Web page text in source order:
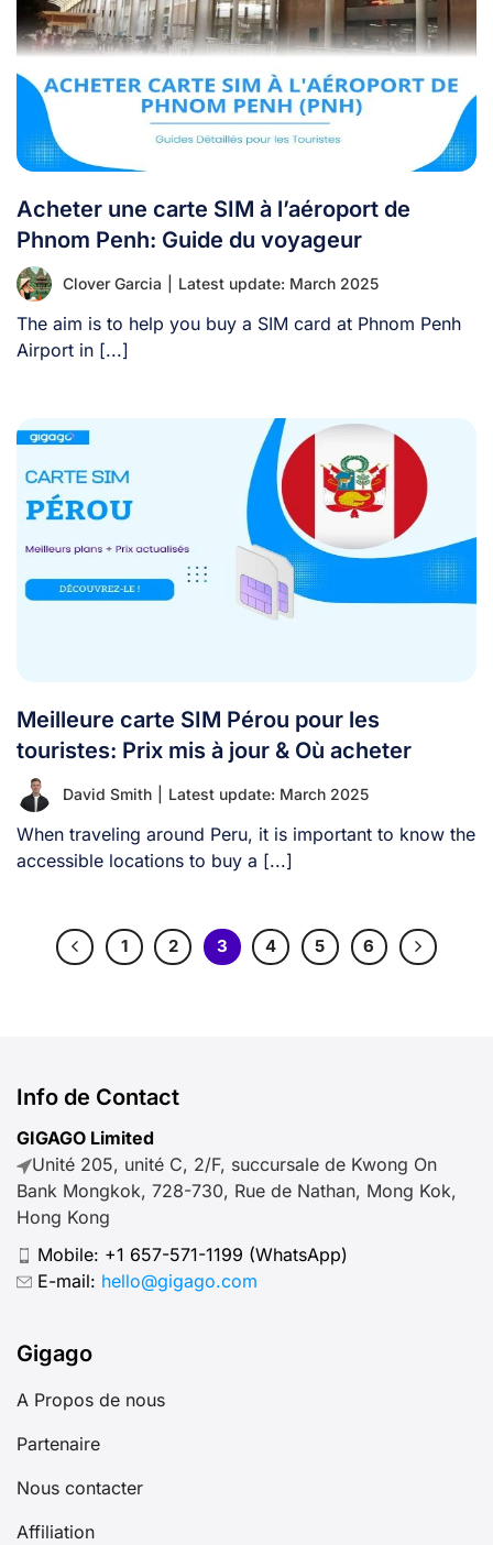
Acheter une carte SIM à l’aéroport de
Phnom Penh: Guide du voyageur
Clover Garcia Latest update: March 2025
The aim is to help you buy a SIM card at Phnom Penh
Airport in [...]
Meilleure carte SIM Pérou pour les
touristes: Prix mis à jour & Où acheter
David Smith Latest update: March 2025
When traveling around Peru, it is important to know the
accessible locations to buy a [...]
1 2 3 4 5 6
Info de Contact
GIGAGO Limited
Unité 205, unité C, 2/F, succursale de Kwong On
Bank Mongkok, 728-730, Rue de Nathan, Mong Kok,
Hong Kong
Mobile: +1 657-571-1199 (WhatsApp)
E-mail: hello@gigago.com
Gigago
A Propos de nous
Partenaire
Nous contacter
Affiliation